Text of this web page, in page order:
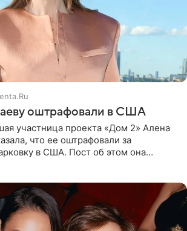
оштрафовали в США
участница проекта «Дом 2» Алена
что ее оштрафовали за
в США. Пост об этом она